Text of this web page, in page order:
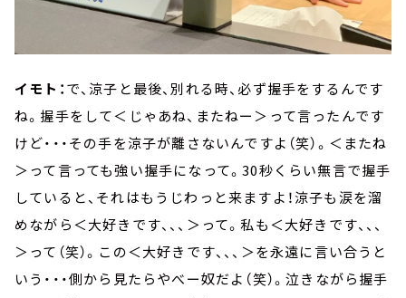
イモト：で、涼子と最後、別れる時、必ず握手をするんです
ね。握手をして＜じゃあね、またねー＞って言ったんです
けど・・・その手を涼子が離さないんですよ（笑）。＜またね
＞って言っても強い握手になって。30秒くらい無言で握手
していると、それはもうじわっと来ますよ！涼子も涙を溜
めながら＜大好きです、、、＞って。私も＜大好きです、、、
＞って（笑）。この＜大好きです、、、＞を永遠に言い合うと
いう・・・側から見たらやべー奴だよ（笑）。泣きながら握手